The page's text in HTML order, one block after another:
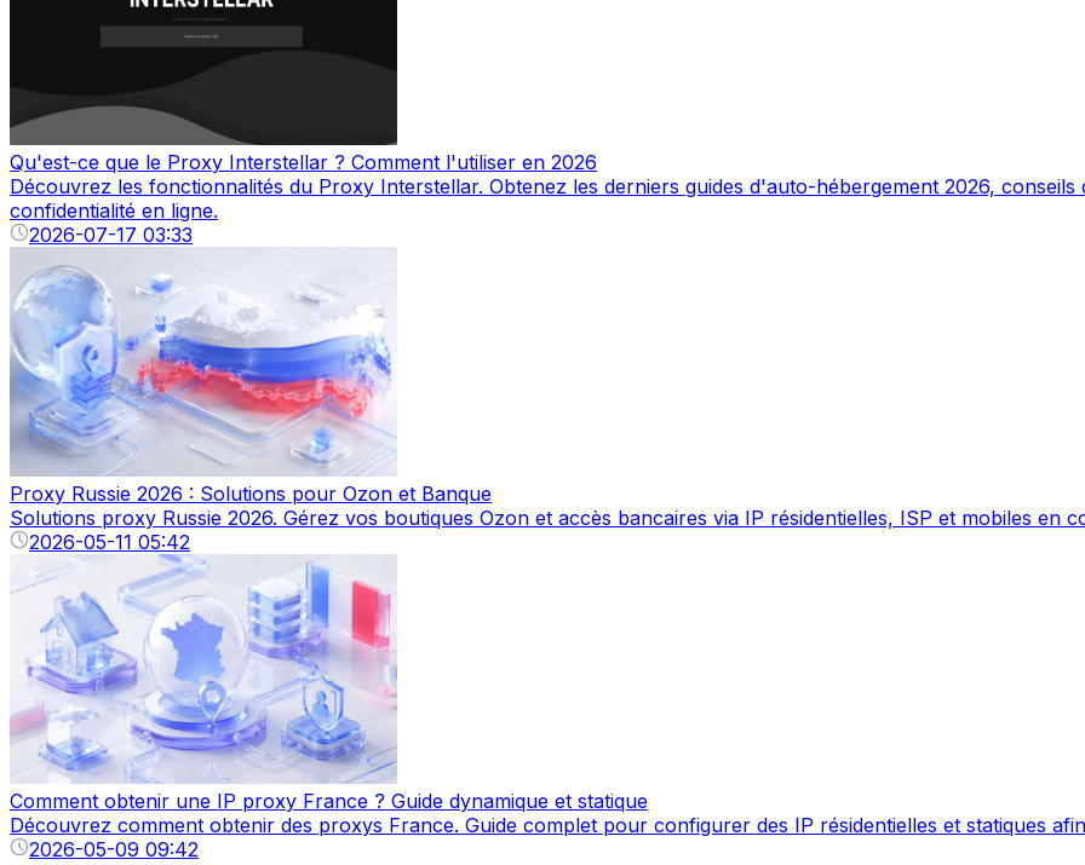
Qu'est-ce que le Proxy Interstellar ? Comment l'utiliser en 2026
Découvrez les fonctionnalités du Proxy Interstellar. Obtenez les derniers guides d'auto-hébergement 2026,
confidentialité en ligne.
2026-07-17 03:33
Proxy Russie 2026 : Solutions pour Ozon et Banque
Solutions proxy Russie 2026. Gérez vos boutiques Ozon et accès bancaires via IP résidentielles, ISP et mobiles en
2026-05-11 05:42
Comment obtenir une IP proxy France ? Guide dynamique et statique
Découvrez comment obtenir des proxys France. Guide complet pour configurer des IP résidentielles et statiques
2026-05-09 09:42